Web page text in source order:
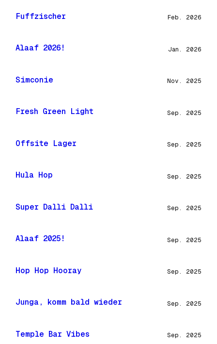
Fuffzischer Feb. 2026
Alaaf 2026! Jan. 2026
Simconie Nov. 2025
Fresh Green Light Sep. 2025
Offsite Lager Sep. 2025
Hula Hop Sep. 2025
Super Dalli Dalli Sep. 2025
Alaaf 2025! Sep. 2025
Hop Hop Hooray Sep. 2025
Junga, komm bald wieder Sep. 2025
Temple Bar Vibes Sep. 2025